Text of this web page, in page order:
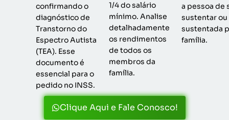
confirmando o
diagnóstico de
Transtorno do
Espectro Autista
(TEA). Esse
documento é
essencial para o
pedido no INSS.
1/4 do salário
mínimo. Analise
detalhadamente
os rendimentos
de todos os
membros da
família.
a pessoa de
sustentar ou
sustentada
família.
Clique Aqui e Fale Conosco!